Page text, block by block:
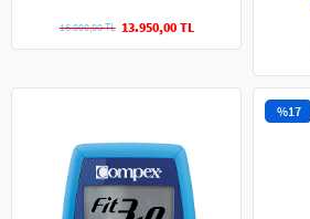
13.950,00 TL
16.000,00 TL
%17